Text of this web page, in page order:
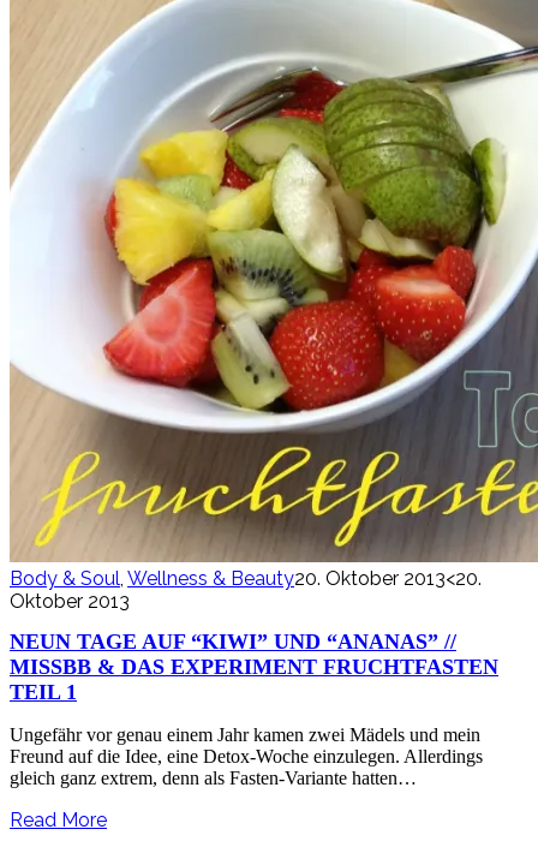
Body & Soul Wellness & Beauty20. Oktober 2013<20.
Oktober 2013
NEUN TAGE AUF “KIWI” UND “ANANAS” //
MISSBB & DAS EXPERIMENT FRUCHTFASTEN
TEIL 1
Ungefähr vor genau einem Jahr kamen zwei Mädels und mein
Freund auf die Idee, eine Detox-Woche einzulegen. Allerdings
gleich ganz extrem, denn als Fasten-Variante hatten…
Read More